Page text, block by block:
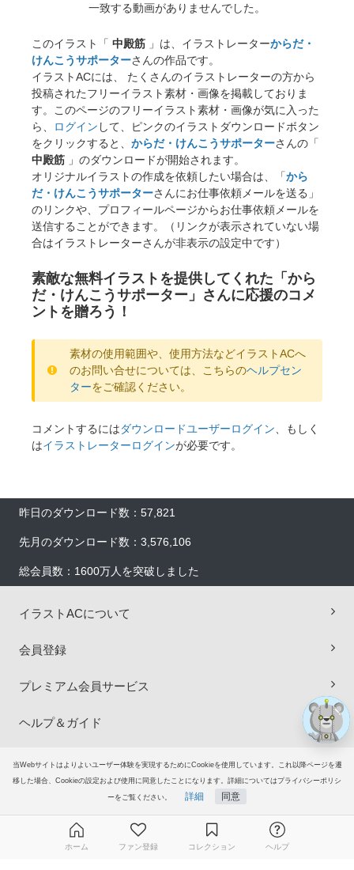
当Webサイトはよりよいユーザー体験を実現するためにCookieを使用しています。これ以降ページを遷
移した場合、Cookieの設定および使用に同意したことになります。詳細についてはプライバシーポリシ
ーをご覧ください。 詳細 同意
一致する動画がありませんでした。
このイラスト「 中殿筋 」は、イラストレーターからだ・
けんこうサポーターさんの作品です。
イラストACには、 たくさんのイラストレーターの方から
投稿されたフリーイラスト素材・画像を掲載しておりま
す。このページのフリーイラスト素材・画像が気に入った
ら、
ログイン して、ピンクのイラストダウンロードボタン
をクリックすると、 からだ・けんこうサポーターさんの「
中殿筋 」のダウンロードが開始されます。
オリジナルイラストの作成を依頼したい場合は、「から
だ・けんこうサポーターさんにお仕事依頼メールを送る」
のリンクや、プロフィールページからお仕事依頼メールを
送信することができます。（リンクが表示されていない場
合はイラストレーターさんが非表示の設定中です）
素敵な無料イラストを提供してくれた「から
だ・けんこうサポーター」さんに応援のコメ
ントを贈ろう！
素材の使用範囲や、使用方法などイラストACへ
のお問い合せについては、こちらのヘルプセン
ターをご確認ください。
コメントするにはダウンロードユーザーログイン 、もしく
はイラストレーターログインが必要です。
昨日のダウンロード数：57,821
先月のダウンロード数：3,576,106
総会員数：1600万人を突破しました
イラストACについて
会員登録
プレミアム会員サービス
ヘルプ＆ガイド
グループサイト
ご意見・ご要望
© 2006-2026 イラストAC
ホーム ファン登録 コレクション ヘルプ